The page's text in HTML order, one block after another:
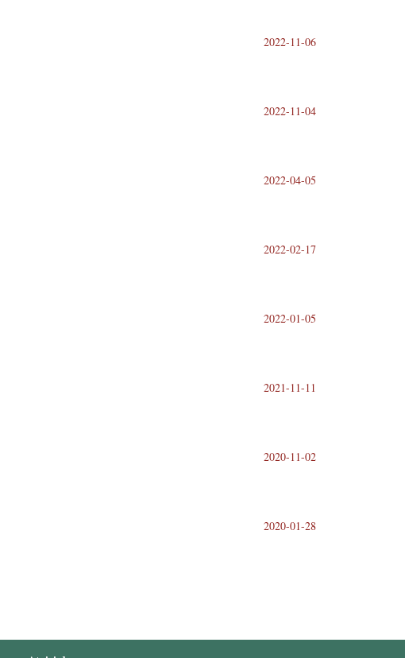
2022-11-06
2022-11-04
2022-04-05
2022-02-17
2022-01-05
2021-11-11
2020-11-02
2020-01-28